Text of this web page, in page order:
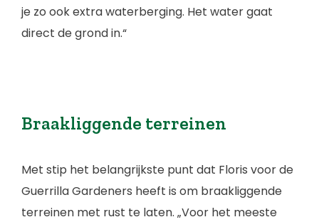
je zo ook extra waterberging. Het water gaat
direct de grond in.“
Braakliggende terreinen
Met stip het belangrijkste punt dat Floris voor de
Guerrilla Gardeners heeft is om braakliggende
terreinen met rust te laten. „Voor het meeste